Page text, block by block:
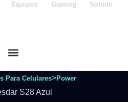
Equipos Gaming Sonido
Para Celulares>Power
S28 Azul